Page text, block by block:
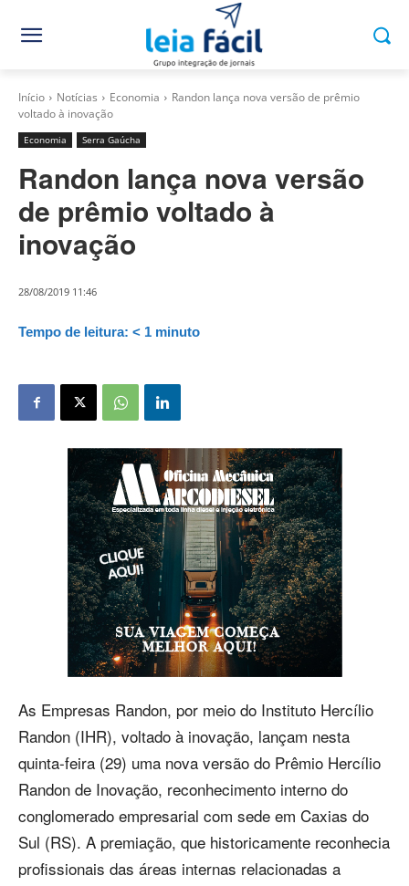
Início Notícias Economia
Randon lança nova versão de prêmio
voltado à inovação
Economia Serra Gaúcha
Randon lança nova versão
de prêmio voltado à
inovação
28/08/2019 11:46
Tempo de leitura: < 1 minuto
As Empresas Randon, por meio do Instituto Hercílio
Randon (IHR), voltado à inovação, lançam nesta
quinta-feira (29) uma nova versão do Prêmio Hercílio
Randon de Inovação, reconhecimento interno do
conglomerado empresarial com sede em Caxias do
Sul (RS). A premiação, que historicamente reconhecia
profissionais das áreas internas relacionadas a